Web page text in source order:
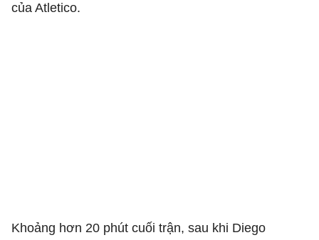
của Atletico.
Khoảng hơn 20 phút cuối trận, sau khi Diego